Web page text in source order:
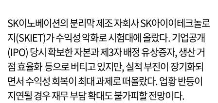
SK이노베이션의 분리막 제조 자회사 SK아이이테크놀로
지(SKIET)가 수익성 악화로 시험대에 올랐다. 기업공개
(IPO) 당시 확보한 자본과 제3자 배정 유상증자, 생산 거
점 효율화 등으로 버티고 있지만, 실적 부진이 장기화되
면서 수익성 회복이 최대 과제로 떠올랐다. 업황 반등이
지연될 경우 재무 부담 확대도 불가피할 전망이다.